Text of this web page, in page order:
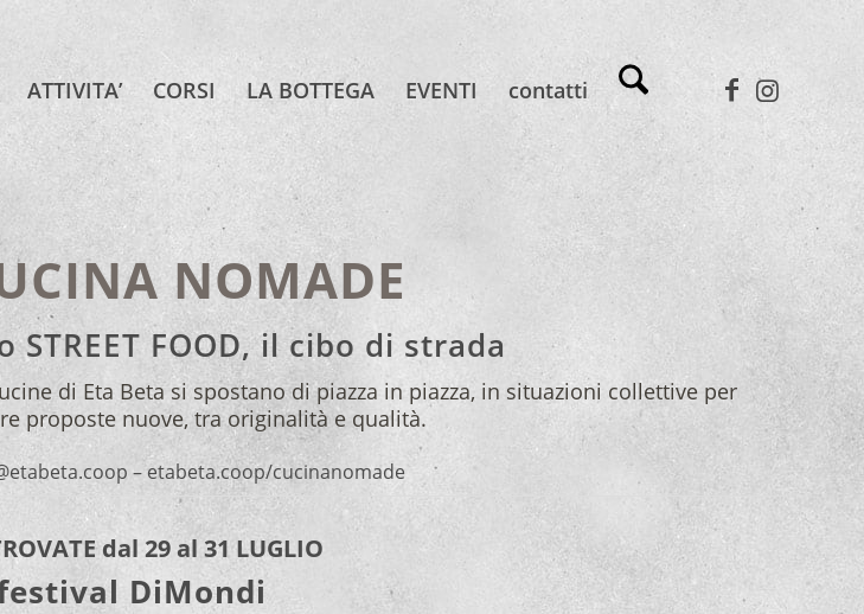
ATTIVITA’ CORSI LA BOTTEGA EVENTI contatti
NOMADE
STREET FOOD, il cibo di strada
di Eta Beta si spostano di piazza in piazza, in situazioni collettive per
proposte nuove, tra originalità e qualità.
– etabeta.coop/cucinanomade
dal 29 al 31 LUGLIO
DiMondi